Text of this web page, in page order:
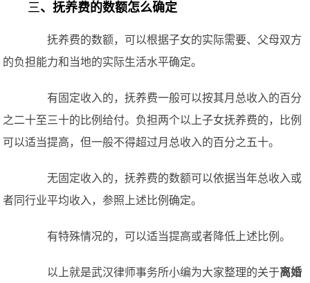
三、抚养费的数额怎么确定
抚养费的数额，可以根据子女的实际需要、父母双方
的负担能力和当地的实际生活水平确定。
有固定收入的，抚养费一般可以按其月总收入的百分
之二十至三十的比例给付。负担两个以上子女抚养费的，比例
可以适当提高，但一般不得超过月总收入的百分之五十。
无固定收入的，抚养费的数额可以依据当年总收入或
者同行业平均收入，参照上述比例确定。
有特殊情况的，可以适当提高或者降低上述比例。
以上就是武汉律师事务所小编为大家整理的关于离婚